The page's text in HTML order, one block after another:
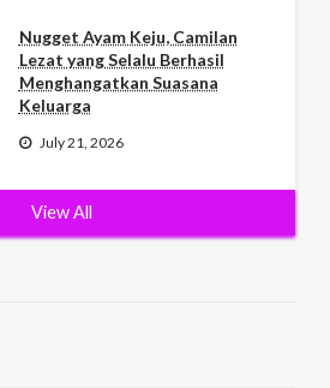
Nugget Ayam Keju, Camilan
Lezat yang Selalu Berhasil
Menghangatkan Suasana
Keluarga
July 21, 2026
View All